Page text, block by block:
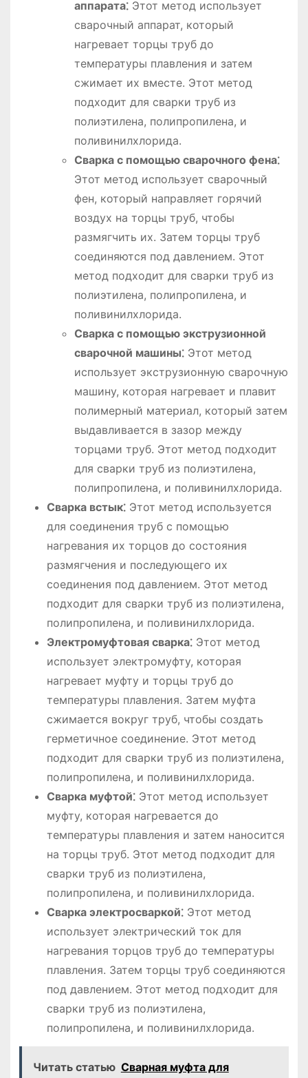
аппарата⁚Этот метод использует
сварочный аппарат, который
нагревает торцы труб до
температуры плавления и затем
сжимает их вместе. Этот метод
подходит для сварки труб из
полиэтилена, полипропилена, и
поливинилхлорида.
Сварка с помощью сварочного фена⁚
Этот метод использует сварочный
фен, который направляет горячий
воздух на торцы труб, чтобы
размягчить их. Затем торцы труб
соединяются под давлением. Этот
метод подходит для сварки труб из
полиэтилена, полипропилена, и
поливинилхлорида.
Сварка с помощью экструзионной
сварочной машины⁚Этот метод
использует экструзионную сварочную
машину, которая нагревает и плавит
полимерный материал, который затем
выдавливается в зазор между
торцами труб. Этот метод подходит
для сварки труб из полиэтилена,
полипропилена, и поливинилхлорида.
Сварка встык⁚Этот метод используется
для соединения труб с помощью
нагревания их торцов до состояния
размягчения и последующего их
соединения под давлением. Этот метод
подходит для сварки труб из полиэтилена,
полипропилена, и поливинилхлорида.
Электромуфтовая сварка⁚Этот метод
использует электромуфту, которая
нагревает муфту и торцы труб до
температуры плавления. Затем муфта
сжимается вокруг труб, чтобы создать
герметичное соединение. Этот метод
подходит для сварки труб из полиэтилена,
полипропилена, и поливинилхлорида.
Сварка муфтой⁚Этот метод использует
муфту, которая нагревается до
температуры плавления и затем наносится
на торцы труб. Этот метод подходит для
сварки труб из полиэтилена,
полипропилена, и поливинилхлорида.
Сварка электросваркой⁚Этот метод
использует электрический ток для
нагревания торцов труб до температуры
плавления. Затем торцы труб соединяются
под давлением. Этот метод подходит для
сварки труб из полиэтилена,
полипропилена, и поливинилхлорида.
Читать статью Сварная муфта для